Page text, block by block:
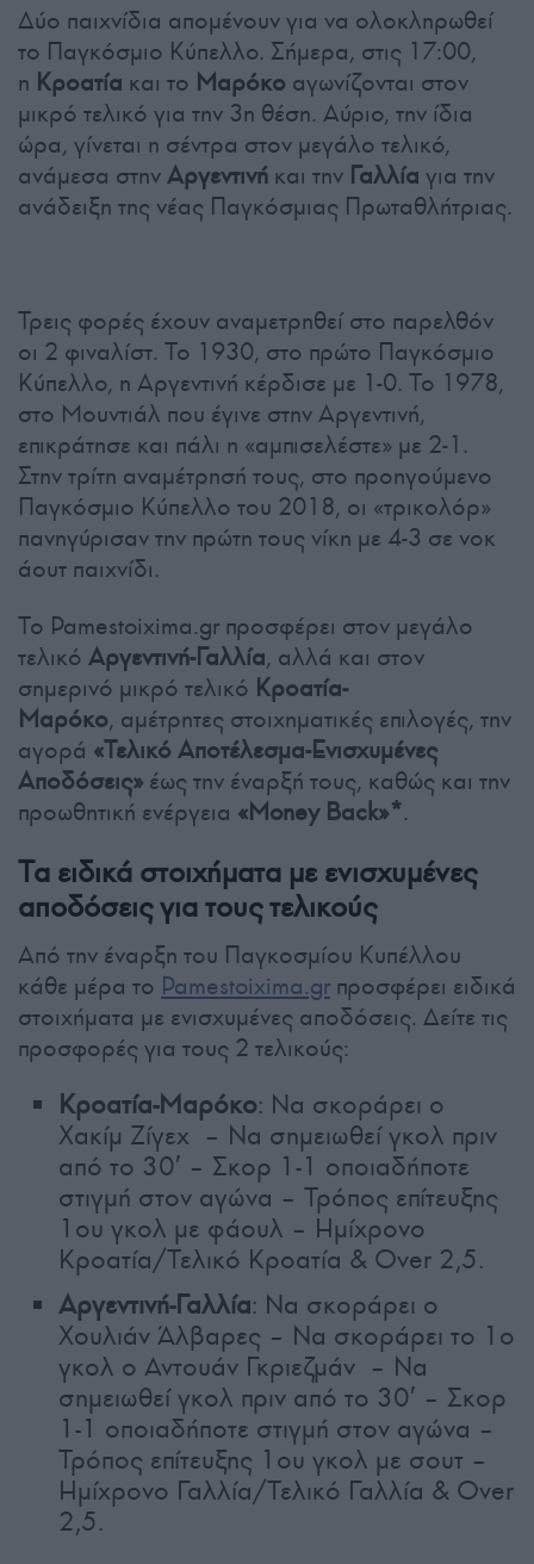
Δύο παιχνίδια απομένουν για να ολοκληρωθεί
το Παγκόσμιο Κύπελλο. Σήμερα, στις 17:00,
η Κροατία και το Μαρόκο αγωνίζονται στον
μικρό τελικό για την 3η θέση. Αύριο, την ίδια
ώρα, γίνεται η σέντρα στον μεγάλο τελικό,
ανάμεσα στηνΑργεντινή και την Γαλλία για την
ανάδειξη της νέας Παγκόσμιας Πρωταθλήτριας.
Τρεις φορές έχουν αναμετρηθεί στο παρελθόν
οι 2 φιναλίστ. Το 1930, στο πρώτο Παγκόσμιο
Κύπελλο, η Αργεντινή κέρδισε με 1-0. Το 1978,
στο Μουντιάλ που έγινε στην Αργεντινή,
επικράτησε και πάλι η «αμπισελέστε» με 2-1.
Στην τρίτη αναμέτρησή τους, στο προηγούμενο
Παγκόσμιο Κύπελλο του 2018, οι «τρικολόρ»
πανηγύρισαν την πρώτη τους νίκη με 4-3 σε νοκ
άουτ παιχνίδι.
Το Pamestoixima.gr προσφέρει στον μεγάλο
τελικό Αργεντινή-Γαλλία, αλλά και στον
σημερινό μικρό τελικό Κροατία-
Μαρόκο, αμέτρητες στοιχηματικές επιλογές, την
αγορά «Τελικό Αποτέλεσμα-Ενισχυμένες
Αποδόσεις» έως την έναρξή τους, καθώς και την
προωθητική ενέργεια «Money Back»*.
Τα ειδικά στοιχήματα με ενισχυμένες
αποδόσεις για τους τελικούς
Από την έναρξη του Παγκοσμίου Κυπέλλου
κάθε μέρα το Pamestoixima.gr προσφέρει ειδικά
στοιχήματα με ενισχυμένες αποδόσεις. Δείτε τις
προσφορές για τους 2 τελικούς:
Κροατία-Μαρόκο: Να σκοράρει ο
Χακίμ Ζίγεχ – Να σημειωθεί γκολ πριν
από το 30′ – Σκορ 1-1 οποιαδήποτε
στιγμή στον αγώνα – Τρόπος επίτευξης
1ου γκολ με φάουλ – Ημίχρονο
Κροατία/Τελικό Κροατία & Over 2,5.
Αργεντινή-Γαλλία: Να σκοράρει ο
Χουλιάν Άλβαρες – Να σκοράρει το 1ο
γκολ ο Αντουάν Γκριεζμάν – Να
σημειωθεί γκολ πριν από το 30′ – Σκορ
1-1 οποιαδήποτε στιγμή στον αγώνα –
Τρόπος επίτευξης 1ου γκολ με σουτ –
Ημίχρονο Γαλλία/Τελικό Γαλλία & Over
2,5.